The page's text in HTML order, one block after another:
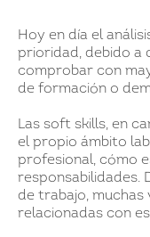
Hoy en día el
prioridad, debido a
comprobar con
de formación o
Las soft skills, en
el propio ámbito
profesional, cómo
responsabilidades.
de trabajo, muchas
relacionadas con